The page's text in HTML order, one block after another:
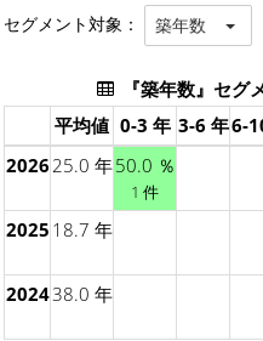
セグメント対象： 築年数
『築年数』セグ
平均値 0-3 年 3-6 年6-
2026 25.0 年50.0 ％
1 件
2025 18.7 年
202438.0 年